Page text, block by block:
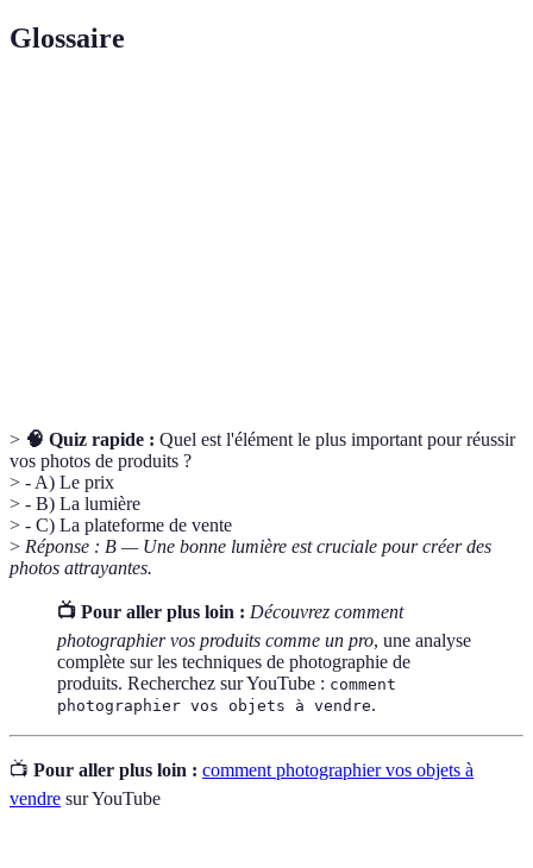
Glossaire
> 🧠 Quiz rapide : Quel est l'élément le plus important pour réussir
vos photos de produits ?
> - A) Le prix
> - B) La lumière
> - C) La plateforme de vente
> Réponse : B — Une bonne lumière est cruciale pour créer des
photos attrayantes.
📺 Pour aller plus loin : Découvrez comment
photographier vos produits comme un pro, une analyse
complète sur les techniques de photographie de
produits. Recherchez sur YouTube : comment
photographier vos objets à vendre.
📺 Pour aller plus loin : comment photographier vos objets à
vendre sur YouTube